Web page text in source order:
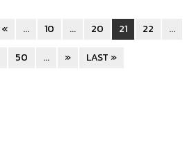
« ... 10 ... 20 21 22
...
50 ... » LAST »